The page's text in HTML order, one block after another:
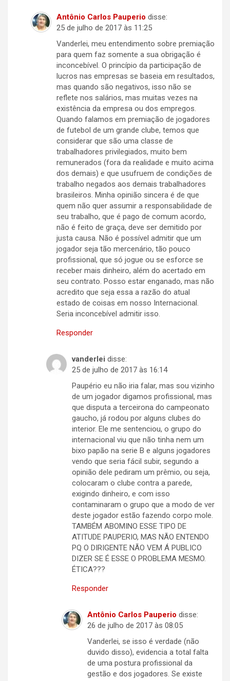
Antônio Carlos Pauperio disse:
25 de julho de 2017 às 11:25
Vanderlei, meu entendimento sobre premiação
para quem faz somente a sua obrigação é
inconcebível. O princípio da participação de
lucros nas empresas se baseia em resultados,
mas quando são negativos, isso não se
reflete nos salários, mas muitas vezes na
existência da empresa ou dos empregos.
Quando falamos em premiação de jogadores
de futebol de um grande clube, temos que
considerar que são uma classe de
trabalhadores privilegiados, muito bem
remunerados (fora da realidade e muito acima
dos demais) e que usufruem de condições de
trabalho negados aos demais trabalhadores
brasileiros. Minha opinião sincera é de que
quem não quer assumir a responsabilidade de
seu trabalho, que é pago de comum acordo,
não é feito de graça, deve ser demitido por
justa causa. Não é possível admitir que um
jogador seja tão mercenário, tão pouco
profissional, que só jogue ou se esforce se
receber mais dinheiro, além do acertado em
seu contrato. Posso estar enganado, mas não
acredito que seja essa a razão do atual
estado de coisas em nosso Internacional.
Seria inconcebível admitir isso.
Responder
vanderlei disse:
25 de julho de 2017 às 16:14
Paupério eu não iria falar, mas sou vizinho
de um jogador digamos profissional, mas
que disputa a terceirona do campeonato
gaucho, já rodou por alguns clubes do
interior. Ele me sentenciou, o grupo do
internacional viu que não tinha nem um
bixo papão na serie B e alguns jogadores
vendo que seria fácil subir, segundo a
opinião dele pediram um prêmio, ou seja,
colocaram o clube contra a parede,
exigindo dinheiro, e com isso
contaminaram o grupo que a modo de ver
deste jogador estão fazendo corpo mole.
TAMBÉM ABOMINO ESSE TIPO DE
ATITUDE PAUPERIO, MAS NÃO ENTENDO
PQ O DIRIGENTE NÃO VEM Á PUBLICO
DIZER SE É ESSE O PROBLEMA MESMO.
ÉTICA???
Responder
Antônio Carlos Pauperio disse:
26 de julho de 2017 às 08:05
Vanderlei, se isso é verdade (não
duvido disso), evidencia a total falta
de uma postura profissional da
gestão e dos jogadores. Se existe